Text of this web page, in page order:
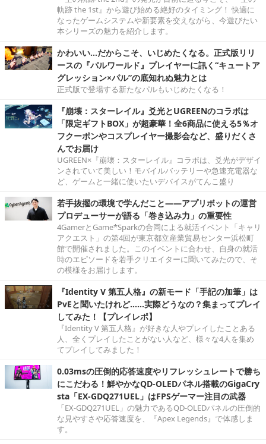
軌跡 the 1st』から遊び始める絶好のタイミング！ 快適に
なったゲームシステムや新要素を交えながら、今遊びたい
本シリーズの魅力を紹介します。
かわいい…だからこそ、いじめたくなる。正式版リリ
ースの『パルワールド』プレイヤーに訊く“キュートア
グレッション×パル”の底知れぬ魅力とは
正式版で登場する新たなパルもいじめたくなる！
『崩壊：スターレイル』爻光とUGREENのコラボは
「限定ギフトBOX」が超豪華！全6商品に使える5％オ
フクーポンやコスプレイヤー撮影会など、盛りだくさ
んでお届け
UGREEN×『崩壊：スターレイル』コラボは、爻光がデザイ
ンされていて美しい！モバイルバッテリーや急速充電器な
ど、ゲームと一緒に使いたいデバイスがてんこ盛り
若手抜擢の環境で学んだこと――アプリボットの運営
プロデューサーが語る「巻き込み力」の重要性
4GamerとGame*Sparkの合同による就活イベント「キャリ
アクエスト」の第4回が東京都立産業貿易センター浜松町
館で開催されました。このイベントに合わせ、自身の就活
時のエピソードを若手クリエイターに聞いてみたので、そ
の模様をお届けします。
『Identity V 第五人格』の新モード「手記の加筆」は
PvEと聞いたけれど……実際どうなの？集まってプレイ
してみた！【プレイレポ】
『Identity V 第五人格』が好きな人やプレイしたことある
人、全くプレイしたことがない人など、様々な4人を集め
てプレイしてみました！
0.03msの圧倒的応答速度やリフレッシュレートで勝ち
にこだわる！鮮やかなQD-OLEDパネル搭載のGigaCry
sta「EX-GDQ271UEL」はFPSゲーマー注目の武器
「EX-GDQ271UEL」の魅力であるQD-OLEDパネルの圧倒的
な見やすさや応答速度を、『Apex Legends』で体感しま
す。